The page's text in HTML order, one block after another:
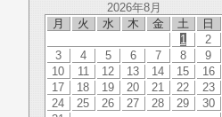
2026年8月
月
火 水 木 金 土 日
1
2
3
4 5 6 7 8
9
10
11 12 13 14 15
16
17
18 19 20 21 22
23
24
25 26 27 28 29
30